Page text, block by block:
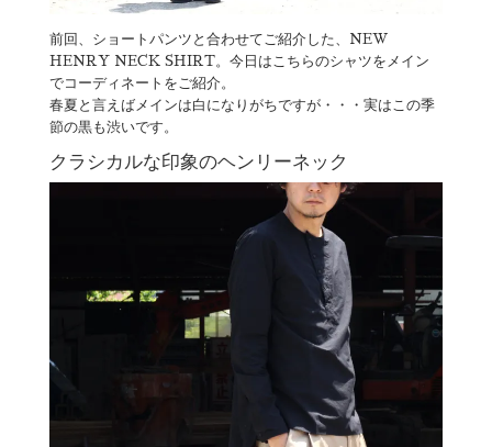
前回、ショートパンツと合わせてご紹介した、NEW
HENRY NECK SHIRT。今日はこちらのシャツをメイン
でコーディネートをご紹介。
春夏と言えばメインは白になりがちですが・・・実はこの季
節の黒も渋いです。
クラシカルな印象のヘンリーネック